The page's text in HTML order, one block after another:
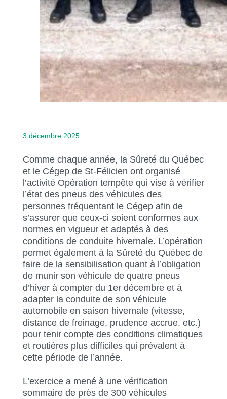
3 décembre 2025
Comme chaque année, la Sûreté du Québec
et le Cégep de St-Félicien ont organisé
l’activité Opération tempête qui vise à vérifier
l’état des pneus des véhicules des
personnes fréquentant le Cégep afin de
s’assurer que ceux-ci soient conformes aux
normes en vigueur et adaptés à des
conditions de conduite hivernale. L’opération
permet également à la Sûreté du Québec de
faire de la sensibilisation quant à l’obligation
de munir son véhicule de quatre pneus
d’hiver à compter du 1er décembre et à
adapter la conduite de son véhicule
automobile en saison hivernale (vitesse,
distance de freinage, prudence accrue, etc.)
pour tenir compte des conditions climatiques
et routières plus difficiles qui prévalent à
cette période de l’année.
L’exercice a mené à une vérification
sommaire de près de 300 véhicules